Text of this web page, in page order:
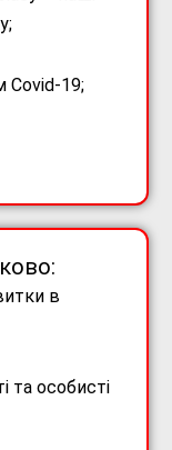
Covid-19;
в
та особисті